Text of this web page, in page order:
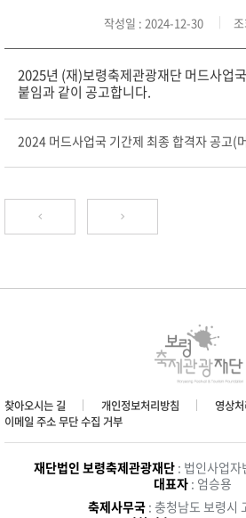
작성일 : 2024-12-30
2025년 (재)보령축제관광재단 머드사업
붙임과 같이 공고합니다.
2024 머드사업국 기간제 최종 합격자 공고(
찾아오시는 길 개인정보처리방침
영상
이메일 주소 무단 수집 거부
재단법인 보령축제관광재단 : 법인사업
대표자: 엄승용
축제사무국 : 충청남도 보령시